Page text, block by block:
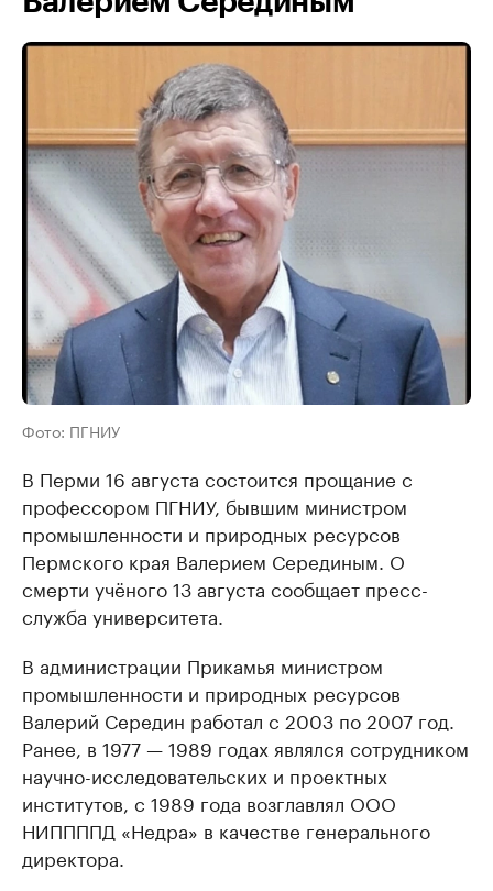
Фото: ПГНИУ
В Перми 16 августа состоится прощание с
профессором ПГНИУ, бывшим министром
промышленности и природных ресурсов
Пермского края Валерием Серединым. О
смерти учёного 13 августа сообщает пресс-
служба университета.
В администрации Прикамья министром
промышленности и природных ресурсов
Валерий Середин работал с 2003 по 2007 год.
Ранее, в 1977 — 1989 годах являлся сотрудником
научно-исследовательских и проектных
институтов, с 1989 года возглавлял ООО
НИППППД «Недра» в качестве генерального
директора.